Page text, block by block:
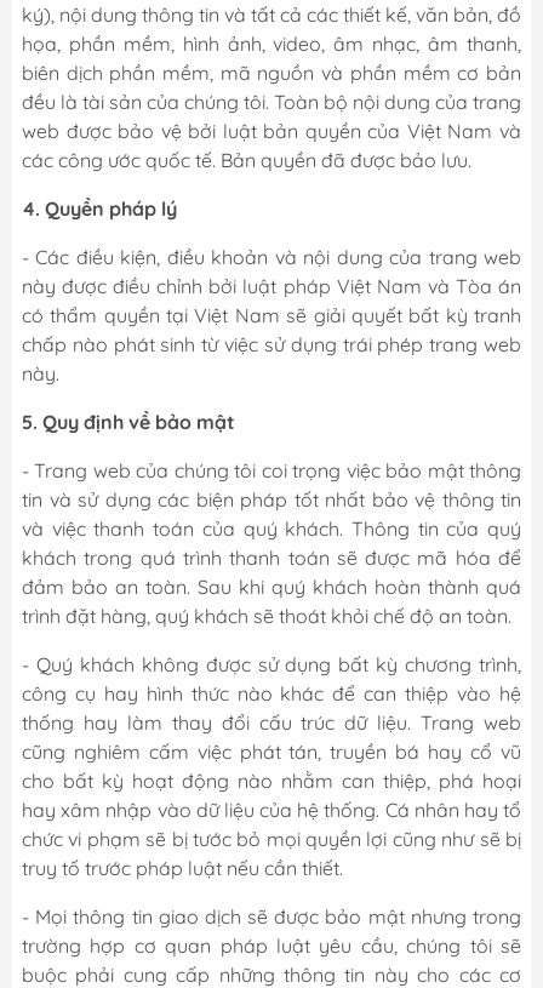
ký), nội dung thông tin và tất cả các thiết kế, văn bản, đồ
họa, phần mềm, hình ảnh, video, âm nhạc, âm thanh,
biên dịch phần mềm, mã nguồn và phần mềm cơ bản
đều là tài sản của chúng tôi. Toàn bộ nội dung của trang
web được bảo vệ bởi luật bản quyền của Việt Nam và
các công ước quốc tế. Bản quyền đã được bảo lưu.
4. Quyền pháp lý
- Các điều kiện, điều khoản và nội dung của trang web
này được điều chỉnh bởi luật pháp Việt Nam và Tòa án
có thẩm quyền tại Việt Nam sẽ giải quyết bất kỳ tranh
chấp nào phát sinh từ việc sử dụng trái phép trang web
này.
5. Quy định về bảo mật
- Trang web của chúng tôi coi trọng việc bảo mật thông
tin và sử dụng các biện pháp tốt nhất bảo vệ thông tin
và việc thanh toán của quý khách. Thông tin của quý
khách trong quá trình thanh toán sẽ được mã hóa để
đảm bảo an toàn. Sau khi quý khách hoàn thành quá
trình đặt hàng, quý khách sẽ thoát khỏi chế độ an toàn.
- Quý khách không được sử dụng bất kỳ chương trình,
công cụ hay hình thức nào khác để can thiệp vào hệ
thống hay làm thay đổi cấu trúc dữ liệu. Trang web
cũng nghiêm cấm việc phát tán, truyền bá hay cổ vũ
cho bất kỳ hoạt động nào nhằm can thiệp, phá hoại
hay xâm nhập vào dữ liệu của hệ thống. Cá nhân hay tổ
chức vi phạm sẽ bị tước bỏ mọi quyền lợi cũng như sẽ bị
truy tố trước pháp luật nếu cần thiết.
- Mọi thông tin giao dịch sẽ được bảo mật nhưng trong
trường hợp cơ quan pháp luật yêu cầu, chúng tôi sẽ
buộc phải cung cấp những thông tin này cho các cơ